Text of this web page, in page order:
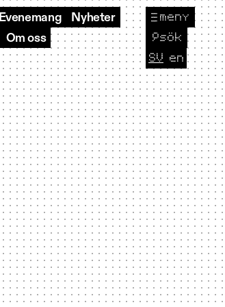
Evenemang
Nyheter
Om oss
meny
🔎sök
CURRENT
SV Byt
en